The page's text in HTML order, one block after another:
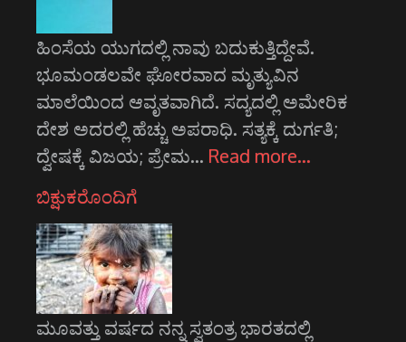
ಹಿಂಸೆಯ ಯುಗದಲ್ಲಿ ನಾವು ಬದುಕುತ್ತಿದ್ದೇವೆ.
ಭೂಮಂಡಲವೇ ಘೋರವಾದ ಮೃತ್ಯುವಿನ
ಮಾಲೆಯಿಂದ ಆವೃತವಾಗಿದೆ. ಸದ್ಯದಲ್ಲಿ ಅಮೇರಿಕ
ದೇಶ ಅದರಲ್ಲಿ ಹೆಚ್ಚು ಅಪರಾಧಿ. ಸತ್ಯಕ್ಕೆ ದುರ್ಗತಿ;
ದ್ವೇಷಕ್ಕೆ ವಿಜಯ; ಪ್ರೇಮ… Read more…
ಬಿಕ್ಷುಕರೊಂದಿಗೆ
ಮೂವತ್ತು ವರ್ಷದ ನನ್ನ ಸ್ವತಂತ್ರ ಭಾರತದಲ್ಲಿ